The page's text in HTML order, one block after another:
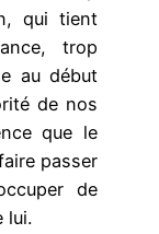
qui tient
trop
au début
de nos
que le
passer
de
lui.